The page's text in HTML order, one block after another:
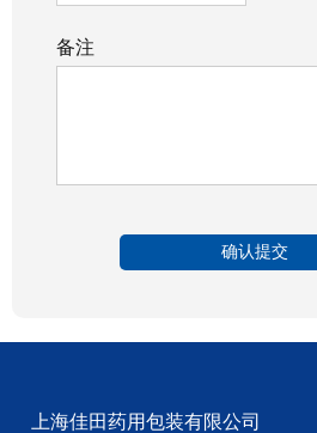
备注
上海佳田药用包装有限公司